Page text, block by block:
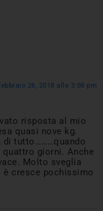
26, 2018 alle 3:08 pm
risposta al mio
quasi nove kg.
di tutto………quando
giorni. Anche
Molto sveglia
è cresce pochissimo